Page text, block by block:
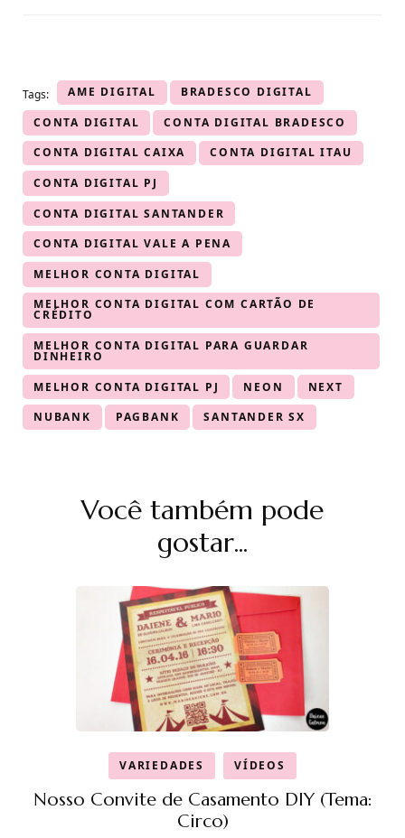
Tags: AME DIGITAL
BRADESCO DIGITAL
CONTA DIGITAL
CONTA DIGITAL BRADESCO
CONTA DIGITAL CAIXA
CONTA DIGITAL ITAU
CONTA DIGITAL PJ
CONTA DIGITAL SANTANDER
CONTA DIGITAL VALE A PENA
MELHOR CONTA DIGITAL
MELHOR CONTA DIGITAL COM CARTÃO DE
CRÉDITO
MELHOR CONTA DIGITAL PARA GUARDAR
DINHEIRO
MELHOR CONTA DIGITAL PJ
NEON
NEXT
NUBANK
PAGBANK SANTANDER SX
NavegaçãoVocê também pode
gostar...
VARIEDADES VÍDEOS
Nosso Convite de Casamento DIY (Tema:
Circo)